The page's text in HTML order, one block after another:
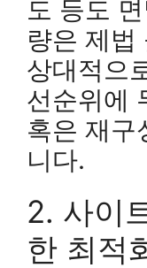
도 등도
량은 제법
상대적으
선순위에
혹은 재구
니다.
2. 사이
한 최적